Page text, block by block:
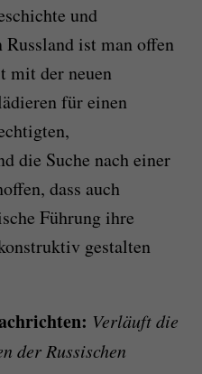
und
ist man offen
mit der neuen
für einen
die Suche nach einer
dass auch
Führung ihre
gestalten
Verläuft die
der Russischen